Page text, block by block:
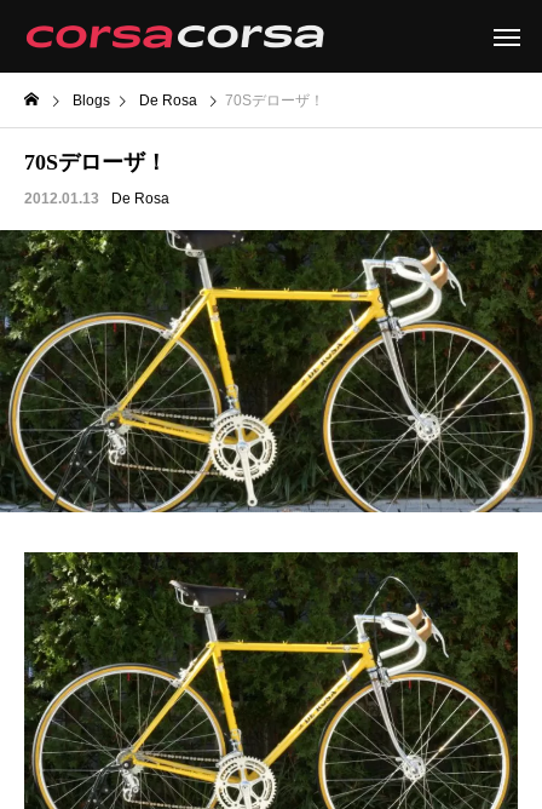
Blogs De Rosa 70Sデローザ！
70Sデローザ！
2012.01.13 De Rosa